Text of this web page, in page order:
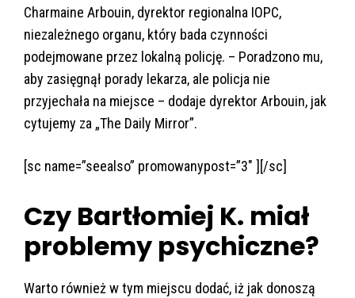
Charmaine Arbouin, dyrektor regionalna IOPC,
niezależnego organu, który bada czynności
podejmowane przez lokalną policję. – Poradzono mu,
aby zasięgnął porady lekarza, ale policja nie
przyjechała na miejsce – dodaje dyrektor Arbouin, jak
cytujemy za „The Daily Mirror”.
[sc name=”seealso” promowanypost=”3″ ][/sc]
Czy Bartłomiej K. miał
problemy psychiczne?
Warto również w tym miejscu dodać, iż jak donoszą